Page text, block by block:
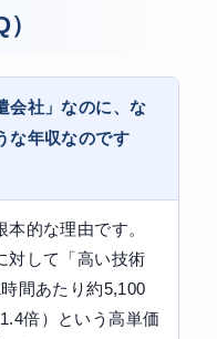
会社」なのに、な
な年収なのです
的な理由です。
対して「高い技術
間あたり約5,100
倍）という高単価